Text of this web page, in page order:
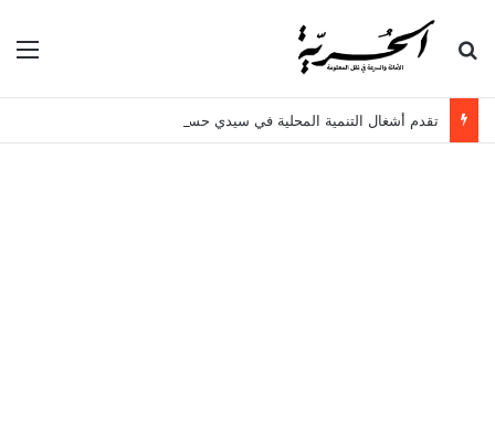
بحث عن
تقدم أشغال التنمية المحلية في سيدي حسين